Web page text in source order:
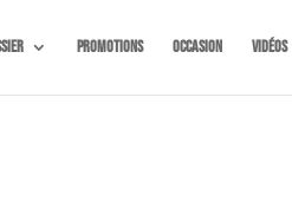
Promotions OCCASION Vidéos